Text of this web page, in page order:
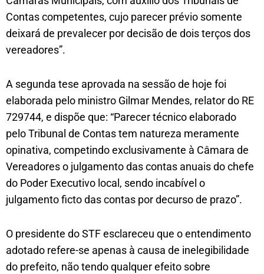
Contas competentes, cujo parecer prévio somente
deixará de prevalecer por decisão de dois terços dos
vereadores”.
A segunda tese aprovada na sessão de hoje foi
elaborada pelo ministro Gilmar Mendes, relator do RE
729744, e dispõe que: “Parecer técnico elaborado
pelo Tribunal de Contas tem natureza meramente
opinativa, competindo exclusivamente à Câmara de
Vereadores o julgamento das contas anuais do chefe
do Poder Executivo local, sendo incabível o
julgamento ficto das contas por decurso de prazo”.
O presidente do STF esclareceu que o entendimento
adotado refere-se apenas à causa de inelegibilidade
do prefeito, não tendo qualquer efeito sobre